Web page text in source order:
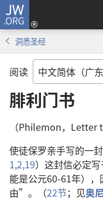
JW.ORG
洞悉圣经
阅读
腓利门书
（Philemon，Letter
使徒保罗亲手写的一
1,2,19）这封信必定
能是公元60-61年）
由”。（22节；见奥